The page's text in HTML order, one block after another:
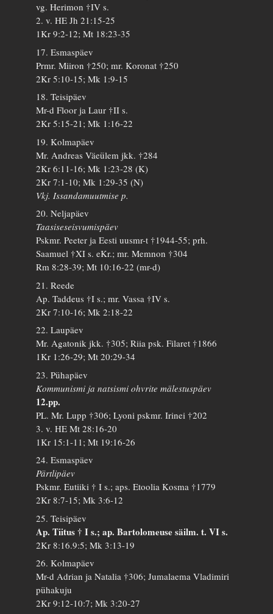
vg. Herimon †IV s.
2. v. HE Jh 21:15-25
1Kr 9:2-12; Mt 18:23-35
17. Esmaspäev
Prmr. Miiron †250; mr. Koronat †250
2Kr 5:10-15; Mk 1:9-15
18. Teisipäev
Mr-d Floor ja Laur †II s.
2Kr 5:15-21; Mk 1:16-22
19. Kolmapäev
Mr. Andreas Väeülem jkk. †284
2Kr 6:11-16; Mk 1:23-28 (K)
2Kr 7:1-10; Mk 1:29-35 (N)
Vkj. Issandamuutmise p.
20. Neljapäev
Taasiseseisvumispäev
Pskmr. Peeter ja Eesti uusmr-t †1944-55; prh.
Saamuel †XI s. eKr.; mr. Memnon †304
Rm 8:28-39; Mt 10:16-22 (mr-d)
21. Reede
Ap. Taddeus †I s.; mr. Vassa †IV s.
2Kr 7:10-16; Mk 2:18-22
22. Laupäev
Mr. Agatonik jkk. †305; Riia psk. Filaret †1866
1Kr 1:26-29; Mt 20:29-34
23. Pühapäev
Kommunismi ja natsismi ohvrite mälestuspäev
12.pp.
PL. Mr. Lupp †306; Lyoni pskmr. Irinei †202
3. v. HE Mt 28:16-20
1Kr 15:1-11; Mt 19:16-26
24. Esmaspäev
Pärtlipäev
Pskmr. Eutiiki † I s.; aps. Etoolia Kosma †1779
2Kr 8:7-15; Mk 3:6-12
25. Teisipäev
Ap. Tiitus † I s.; ap. Bartolomeuse säilm. t. VI s.
2Kr 8:16.9:5; Mk 3:13-19
26. Kolmapäev
Mr-d Adrian ja Natalia †306; Jumalaema Vladimiri
pühakuju
2Kr 9:12-10:7; Mk 3:20-27